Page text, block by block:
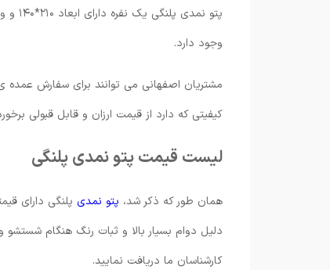
وجود دارد.
مشتریان اصفهانی می توانند برای سفارش عمده
کیفیتی که دارد از قیمت ارزان و قابل قبولی
لیست قیمت پتو نمدی پلنگی
همان طور که ذکر شد، پتو نمدی پلنگی دارای
دلیل دوام بسیار بالا و ثبات رنگ هنگام
کارشناسان ما دریافت نمایید.